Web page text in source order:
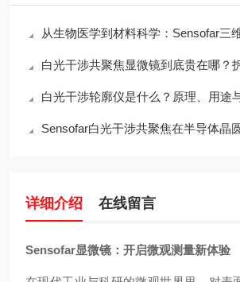
从生物医学到材料科学：Sensofar三维共聚焦白光干
白光干涉共聚焦显微镜到底贵在哪？
白光干涉轮廓仪是什么？原理、用途
Sensofar白光干涉共聚焦在半导体晶圆表面粗糙度检测
详细介绍 在线留言
Sensofar显微镜：开启微观测量新体验